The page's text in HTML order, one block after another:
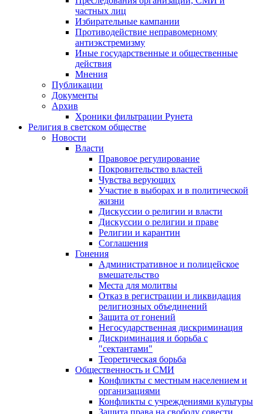
частных лиц
Избирательные кампании
Противодействие неправомерному
антиэкстремизму
Иные государственные и общественные
действия
Мнения
Публикации
Документы
Архив
Хроники фильтрации Рунета
Религия в светском обществе
Новости
Власти
Правовое регулирование
Покровительство властей
Чувства верующих
Участие в выборах и в политической
жизни
Дискуссии о религии и власти
Дискуссии о религии и праве
Религии и карантин
Соглашения
Гонения
Административное и полицейское
вмешательство
Места для молитвы
Отказ в регистрации и ликвидация
религиозных объединений
Защита от гонений
Негосударственная дискриминация
Дискриминация и борьба с
"сектантами"
Теоретическая борьба
Общественность и СМИ
Конфликты с местным населением и
организациями
Конфликты с учреждениями культуры